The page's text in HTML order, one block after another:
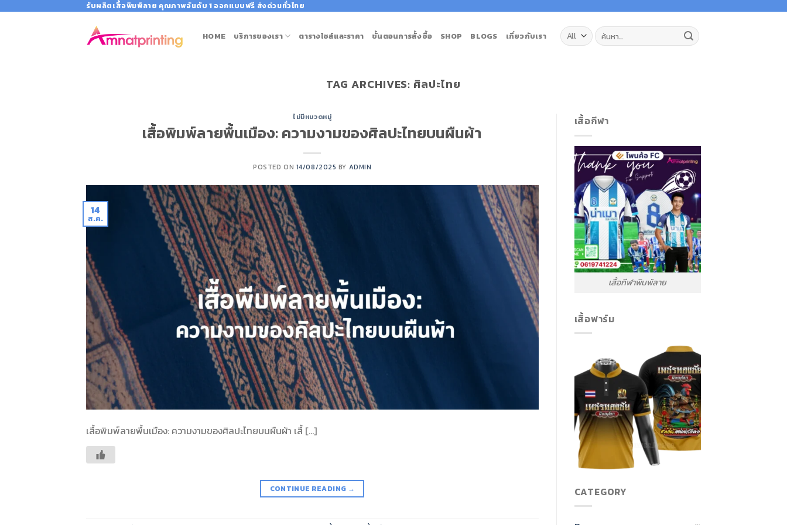
รับผลิตเสื้อพิมพ์ลาย คุณภาพอันดับ 1 ออกแบบฟรี ส่งด่วนทั่วไทย
HOME บริการของเรา ตารางไซส์และราคา ขั้นตอนการสั้งซื้อ SHOP BLOGS เกี่ยวกับเรา ค้นหา:
TAG ARCHIVES: ศิลปะไทย
ไม่มีหมวดหมู่
เสื้อพิมพ์ลายพื้นเมือง: ความงามของศิลปะไทยบนผืนผ้า
POSTED ON 14/08/2025 BY ADMIN
14
ส.ค.
เสื้อพิมพ์ลายพื้นเมือง: ความงามของศิลปะไทยบนผืนผ้า เสื้ […]
CONTINUE READING →
เสื้อกีฬา
เสื้อกีฬาพิมพ์ลาย
เสื้อฟาร์ม
CATEGORY